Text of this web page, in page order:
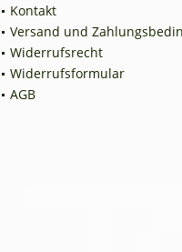
Kontakt
Versand und
Widerrufsrecht
Widerrufsformular
AGB